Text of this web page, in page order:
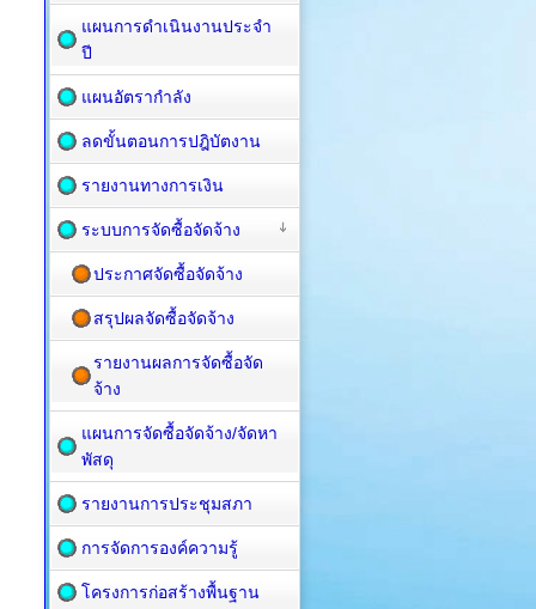
แผนการดำเนินงานประจำ
ปี
แผนอัตรากำลัง
ลดขั้นตอนการปฎิบัตงาน
รายงานทางการเงิน
ระบบการจัดซื้อจัดจ้าง
ประกาศจัดซื้อจัดจ้าง
สรุปผลจัดซื้อจัดจ้าง
รายงานผลการจัดซื้อจัด
จ้าง
แผนการจัดซื้อ​จัดจ้าง/จัดหา
พัสดุ
รายงานการประชุมสภา
การจัดการองค์ความรู้
โครงการก่อสร้างพื้นฐาน